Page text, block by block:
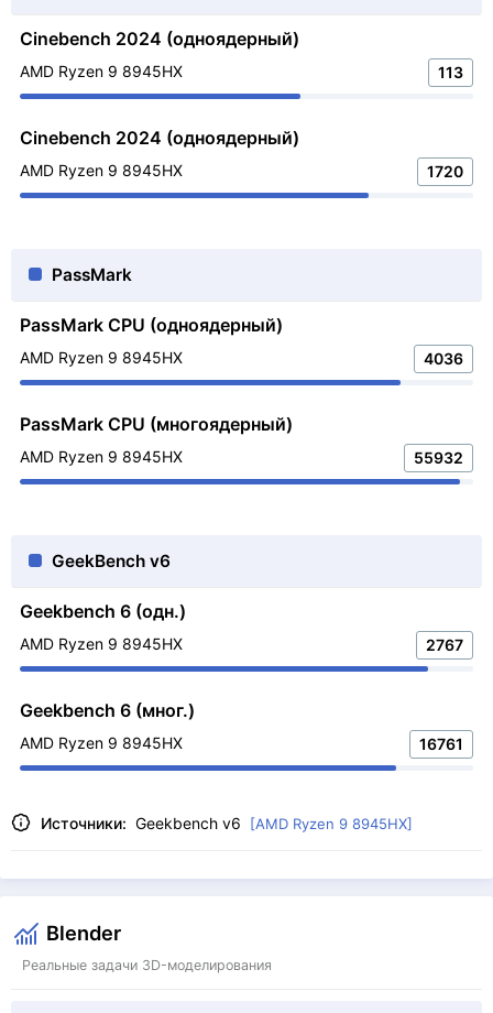
Cinebench 2024 (одноядерный)
AMD Ryzen 9 8945HX 113
Cinebench 2024 (одноядерный)
AMD Ryzen 9 8945HX 1720
PassMark
PassMark CPU (одноядерный)
AMD Ryzen 9 8945HX 4036
PassMark CPU (многоядерный)
AMD Ryzen 9 8945HX 55932
GeekBench v6
Geekbench 6 (одн.)
AMD Ryzen 9 8945HX 2767
Geekbench 6 (мног.)
AMD Ryzen 9 8945HX 16761
Источники: Geekbench v6 [AMD Ryzen 9 8945HX]
Blender
Реальные задачи 3D-моделирования